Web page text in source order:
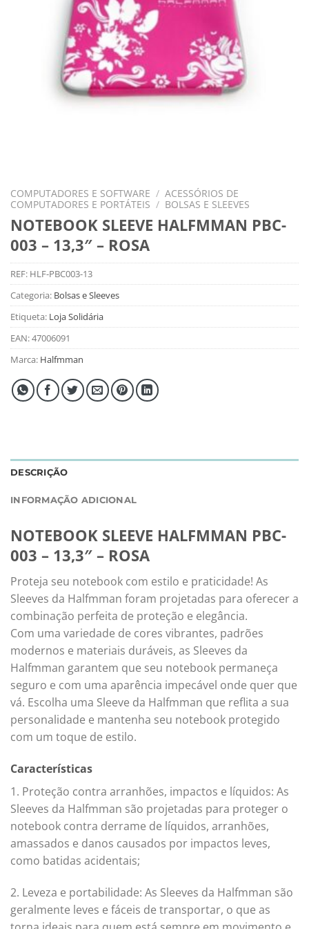
COMPUTADORES E SOFTWARE / ACESSÓRIOS DE
COMPUTADORES E PORTÁTEIS / BOLSAS E SLEEVES
NOTEBOOK SLEEVE HALFMMAN PBC-
003 – 13,3″ – ROSA
REF: HLF-PBC003-13
Categoria: Bolsas e Sleeves
Etiqueta: Loja Solidária
EAN:47006091
Marca: Halfmman
DESCRIÇÃO
INFORMAÇÃO ADICIONAL
NOTEBOOK SLEEVE HALFMMAN PBC-
003 – 13,3″ – ROSA
Proteja seu notebook com estilo e praticidade! As
Sleeves da Halfmman foram projetadas para oferecer a
combinação perfeita de proteção e elegância.
Com uma variedade de cores vibrantes, padrões
modernos e materiais duráveis, as Sleeves da
Halfmman garantem que seu notebook permaneça
seguro e com uma aparência impecável onde quer que
vá. Escolha uma Sleeve da Halfmman que reflita a sua
personalidade e mantenha seu notebook protegido
com um toque de estilo.
Características
1. Proteção contra arranhões, impactos e líquidos: As
Sleeves da Halfmman são projetadas para proteger o
notebook contra derrame de líquidos, arranhões,
amassados e danos causados por impactos leves,
como batidas acidentais;
2. Leveza e portabilidade: As Sleeves da Halfmman são
geralmente leves e fáceis de transportar, o que as